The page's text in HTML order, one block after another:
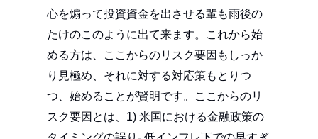
心を煽って投資資金を出させる輩も雨後の
たけのこのように出て来ます。これから始
める方は、ここからのリスク要因もしっか
り見極め、それに対する対応策もとりつ
つ、始めることが賢明です。ここからのリ
スク要因とは、1) 米国における金融政策の